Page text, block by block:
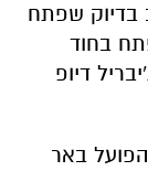
בדיוק שפתח
בחוד
דיופ
באר